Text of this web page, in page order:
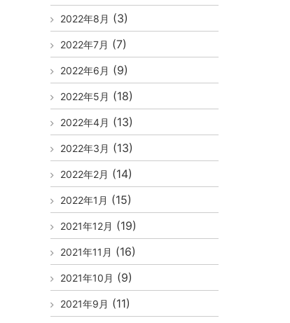
2022年8月 (3)
2022年7月 (7)
2022年6月 (9)
2022年5月 (18)
2022年4月 (13)
2022年3月 (13)
2022年2月 (14)
2022年1月 (15)
2021年12月 (19)
2021年11月 (16)
2021年10月 (9)
2021年9月 (11)